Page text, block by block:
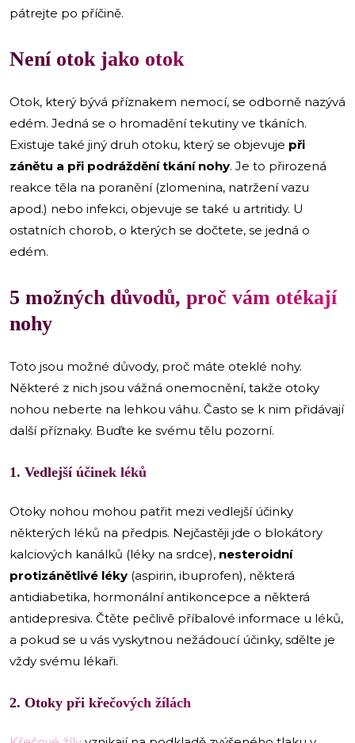
pátrejte po příčině.
Není otok jako otok
Otok, který bývá příznakem nemocí, se odborně nazývá
edém. Jedná se o hromadění tekutiny ve tkáních.
Existuje také jiný druh otoku, který se objevuje při
zánětu a při podráždění tkání nohy. Je to přirozená
reakce těla na poranění (zlomenina, natržení vazu
apod.) nebo infekci, objevuje se také u artritidy. U
ostatních chorob, o kterých se dočtete, se jedná o
edém.
5 možných důvodů, proč vám otékají
nohy
Toto jsou možné důvody, proč máte oteklé nohy.
Některé z nich jsou vážná onemocnění, takže otoky
nohou neberte na lehkou váhu. Často se k nim přidávají
další příznaky. Buďte ke svému tělu pozorní.
1. Vedlejší účinek léků
Otoky nohou mohou patřit mezi vedlejší účinky
některých léků na předpis. Nejčastěji jde o blokátory
kalciových kanálků (léky na srdce), nesteroidní
protizánětlivé léky (aspirin, ibuprofen), některá
antidiabetika, hormonální antikoncepce a některá
antidepresiva. Čtěte pečlivě příbalové informace u léků,
a pokud se u vás vyskytnou nežádoucí účinky, sdělte je
vždy svému lékaři.
2. Otoky při křečových žílách